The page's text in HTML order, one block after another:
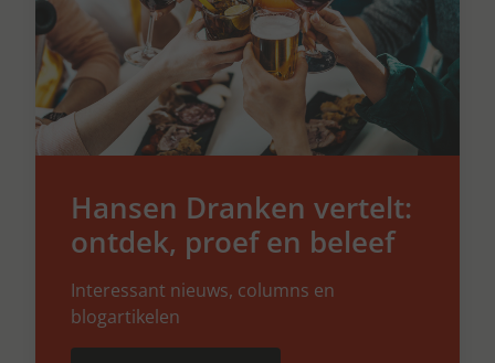
Hansen Dranken vertelt:
ontdek, proef en beleef
Interessant nieuws, columns en
blogartikelen